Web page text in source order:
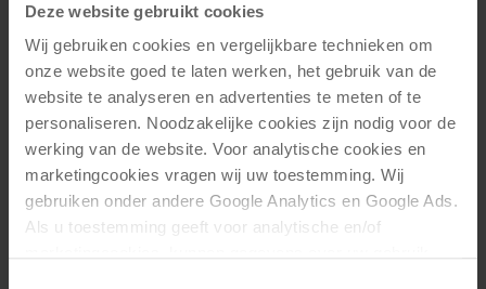
Deze website gebruikt cookies
Wij gebruiken cookies en vergelijkbare technieken om
onze website goed te laten werken, het gebruik van de
website te analyseren en advertenties te meten of te
personaliseren. Noodzakelijke cookies zijn nodig voor de
werking van de website. Voor analytische cookies en
marketingcookies vragen wij uw toestemming. Wij
gebruiken onder andere Google Analytics en Google Ads.
Als u toestemming geeft voor analytische en/of
Krasbestendig bureaublad (25mm)
Gerelateerde producten